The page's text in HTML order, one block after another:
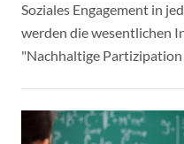
Soziales Engagement in
werden die wesentlichen
"Nachhaltige